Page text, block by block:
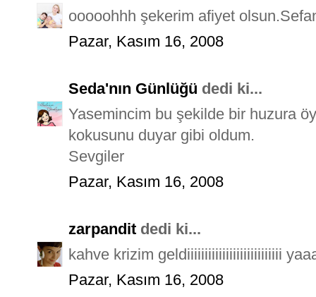
ooooohhh şekerim afiyet
Pazar, Kasım 16, 2008
Seda'nın Günlüğü dedi ki...
Yasemincim bu şekilde bir huzura
kokusunu duyar gibi oldum.
Sevgiler
Pazar, Kasım 16, 2008
zarpandit dedi ki...
kahve krizim geldiiiiiiiiiiiiiiiiiiiiiiiiiii
Pazar, Kasım 16, 2008